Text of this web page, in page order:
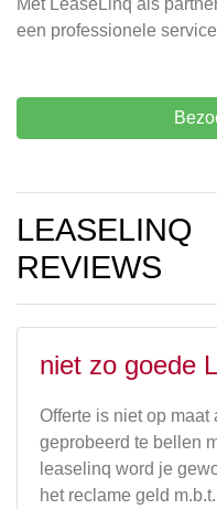
Met LeaseLinq als
een professionele service
LEASELINQ
REVIEWS
niet zo goede
Offerte is niet op maat
geprobeerd te bellen
leaselinq word je
het reclame geld